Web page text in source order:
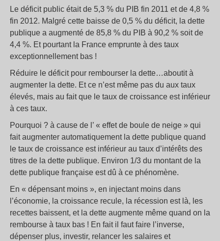
Le déficit public était de 5,3 % du PIB fin 2011 et de 4,8 %
fin 2012. Malgré cette baisse de 0,5 % du déficit, la dette
publique a augmenté de 85,8 % du PIB à 90,2 % soit de
4,4 %. Et pourtant la France emprunte à des taux
exceptionnellement bas !
Réduire le déficit pour rembourser la dette…aboutit à
augmenter la dette. Et ce n’est même pas du aux taux
élevés, mais au fait que le taux de croissance est inférieur
à ces taux.
Pourquoi ? à cause de l’ « effet de boule de neige » qui
fait augmenter automatiquement la dette publique quand
le taux de croissance est inférieur au taux d’intérêts des
titres de la dette publique. Environ 1/3 du montant de la
dette publique française est dû à ce phénomène.
En « dépensant moins », en injectant moins dans
l’économie, la croissance recule, la récession est là, les
recettes baissent, et la dette augmente même quand on la
rembourse à taux bas ! En fait il faut faire l’inverse,
dépenser plus, investir, relancer les salaires et